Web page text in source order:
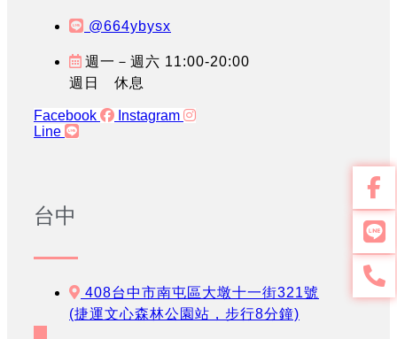
@664ybysx
週一－週六 11:00-20:00
週日 休息
Facebook
Instagram
Line
台中
408台中市南屯區大墩十一街321號
(捷運文心森林公園站，步行8分鐘)